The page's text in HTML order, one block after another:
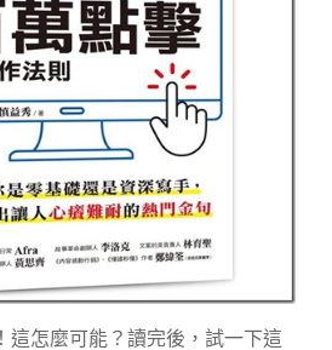
這怎麼可能？讀完後，試一下這